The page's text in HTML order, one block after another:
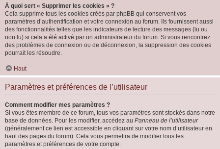
À quoi sert « Supprimer les cookies » ?
Cela supprime tous les cookies créés par phpBB qui conservent vos
paramètres d’authentification et votre connexion au forum. Ils fournissent aussi
des fonctionnalités telles que les indicateurs de lecture des messages (lu ou
non lu) si cela a été activé par un administrateur du forum. Si vous rencontrez
des problèmes de connexion ou de déconnexion, la suppression des cookies
pourrait les résoudre.
Haut
Paramètres et préférences de l’utilisateur
Comment modifier mes paramètres ?
Si vous êtes membre de ce forum, tous vos paramètres sont stockés dans notre
base de données. Pour les modifier, accédez au Panneau de l’utilisateur
(généralement ce lien est accessible en cliquant sur votre nom d’utilisateur en
haut des pages du forum). Cela vous permettra de modifier tous les
paramètres et préférences de votre compte.